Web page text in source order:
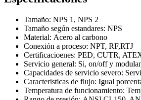
Tamaño: NPS 1, NPS 2
Tamaño según estandares: NPS
Material: Acero al carbono
Conexión a proceso: NPT, RF,RTJ
Certificacioenes: PED, CUTR,
Servicio general: Si, on/off y
Capacidades de servicio severo:
Caracteristicas de flujo: Igual
Temperatura de funcionamiento: